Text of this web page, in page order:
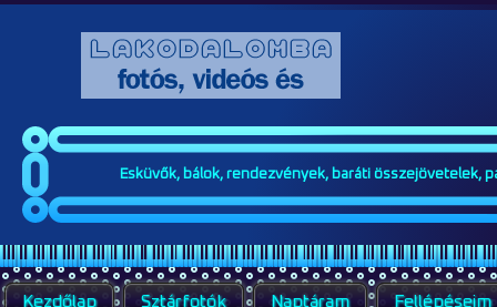
Esküvők, bálok, rendezvények, baráti összejövetelek,
Kezdőlap Sztárfotók Naptáram Fellépéseim